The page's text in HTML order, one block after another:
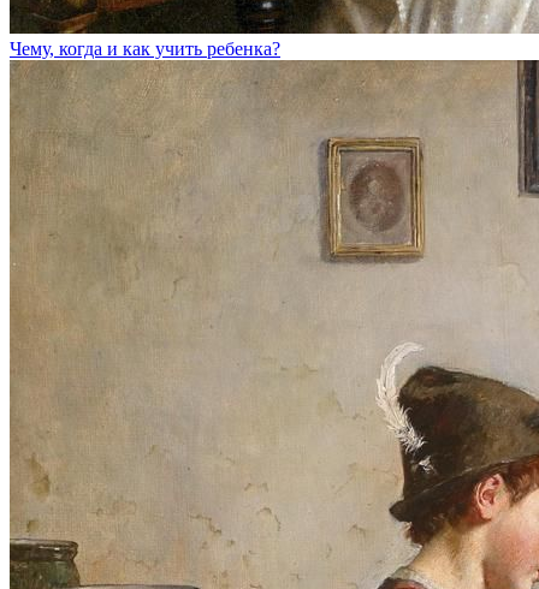
Чему, когда и как учить ребенка?